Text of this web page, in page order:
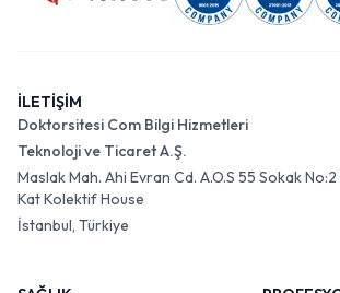
İLETİŞİM
Doktorsitesi Com Bilgi Hizmetleri
Teknoloji ve Ticaret A.Ş.
Maslak Mah. Ahi Evran Cd. A.O.S 55 Sokak
Kat Kolektif House
İstanbul, Türkiye